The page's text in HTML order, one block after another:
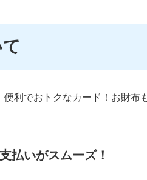
利でおトクなカード！お財布
払いがスムーズ！